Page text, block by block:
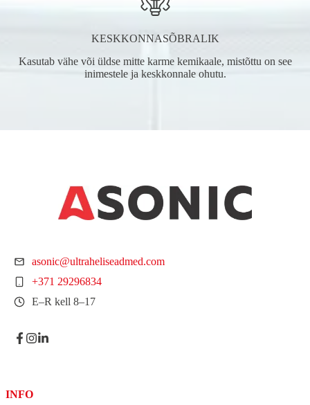
KESKKONNASÕBRALIK
Kasutab vähe või üldse mitte karme kemikaale, mistõttu on see
inimestele ja keskkonnale ohutu.
asonic@ultraheliseadmed.com
+371 29296834
E–R kell 8–17
INFO